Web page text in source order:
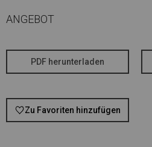
ANGEBOT
PDF herunterladen
Zu Favoriten hinzufügen